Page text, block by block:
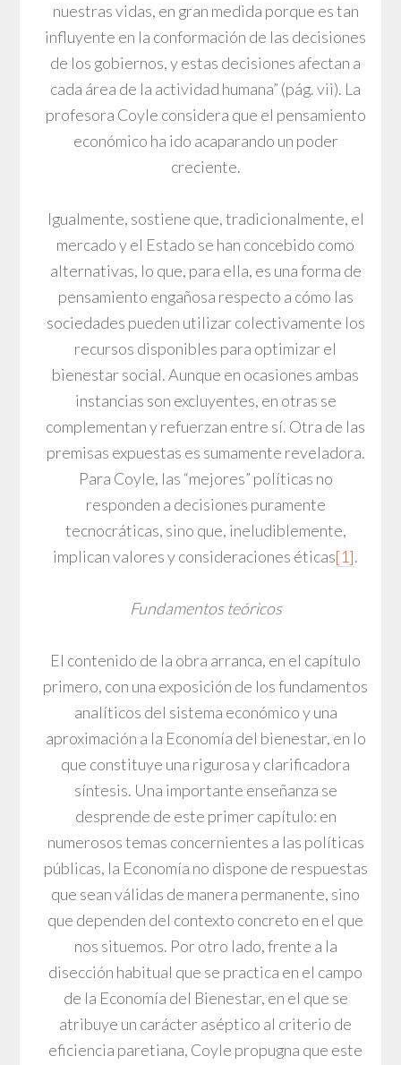
nuestras vidas, en gran medida porque es tan
influyente en la conformación de las decisiones
de los gobiernos, y estas decisiones afectan a
cada área de la actividad humana” (pág. vii). La
profesora Coyle considera que el pensamiento
económico ha ido acaparando un poder
creciente.
Igualmente, sostiene que, tradicionalmente, el
mercado y el Estado se han concebido como
alternativas, lo que, para ella, es una forma de
pensamiento engañosa respecto a cómo las
sociedades pueden utilizar colectivamente los
recursos disponibles para optimizar el
bienestar social. Aunque en ocasiones ambas
instancias son excluyentes, en otras se
complementan y refuerzan entre sí. Otra de las
premisas expuestas es sumamente reveladora.
Para Coyle, las “mejores” políticas no
responden a decisiones puramente
tecnocráticas, sino que, ineludiblemente,
implican valores y consideraciones éticas[1].
Fundamentos teóricos
El contenido de la obra arranca, en el capítulo
primero, con una exposición de los fundamentos
analíticos del sistema económico y una
aproximación a la Economía del bienestar, en lo
que constituye una rigurosa y clarificadora
síntesis. Una importante enseñanza se
desprende de este primer capítulo: en
numerosos temas concernientes a las políticas
públicas, la Economía no dispone de respuestas
que sean válidas de manera permanente, sino
que dependen del contexto concreto en el que
nos situemos. Por otro lado, frente a la
disección habitual que se practica en el campo
de la Economía del Bienestar, en el que se
atribuye un carácter aséptico al criterio de
eficiencia paretiana, Coyle propugna que este